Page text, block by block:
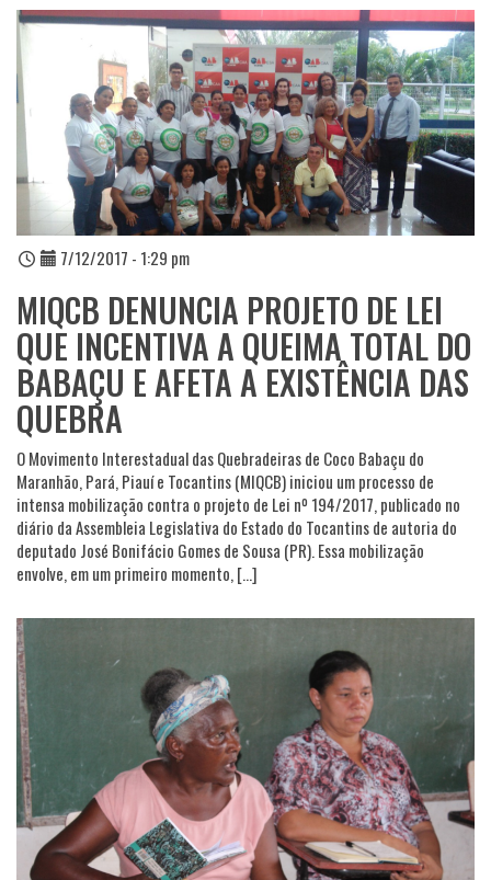
7/12/2017 - 1:29 pm
MIQCB DENUNCIA PROJETO DE LEI
QUE INCENTIVA A QUEIMA TOTAL DO
BABAÇU E AFETA A EXISTÊNCIA DAS
QUEBRA
O Movimento Interestadual das Quebradeiras de Coco Babaçu do
Maranhão, Pará, Piauí e Tocantins (MIQCB) iniciou um processo de
intensa mobilização contra o projeto de Lei nº 194/2017, publicado no
diário da Assembleia Legislativa do Estado do Tocantins de autoria do
deputado José Bonifácio Gomes de Sousa (PR). Essa mobilização
envolve, em um primeiro momento, […]